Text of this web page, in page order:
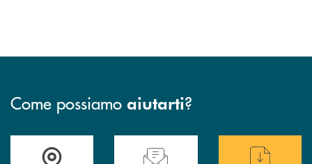
Come possiamo aiutarti?
Trova la filiale più vicina a teHai bisogno di assistenza immediata ?
Hai bisogno di